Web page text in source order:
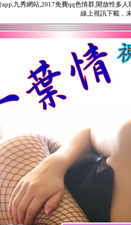
九秀網站,2017免費qq色情群,開放性多
線上視訊下載，